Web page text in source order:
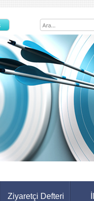
Ziyaretçi Defteri